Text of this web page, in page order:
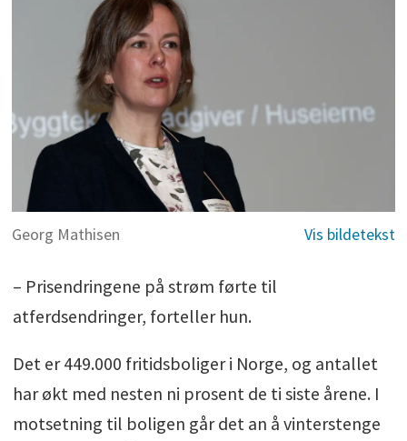
Georg Mathisen
– Prisendringene på strøm førte til
atferdsendringer, forteller hun.
Det er 449.000 fritidsboliger i Norge, og antallet
har økt med nesten ni prosent de ti siste årene. I
motsetning til boligen går det an å vinterstenge